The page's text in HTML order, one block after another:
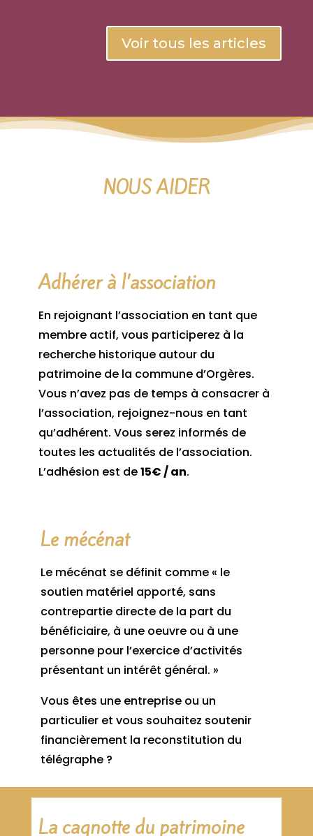
Voir tous les articles
NOUS AIDER
Adhérer à l’association
En rejoignant l’association en tant que
membre actif, vous participerez à la
recherche historique autour du
patrimoine de la commune d’Orgères.
Vous n’avez pas de temps à consacrer à
l’association, rejoignez-nous en tant
qu’adhérent. Vous serez informés de
toutes les actualités de l’association.
L’adhésion est de15€ / an.
Le mécénat
Le mécénat se définit comme « le
soutien matériel apporté, sans
contrepartie directe de la part du
bénéficiaire, à une oeuvre ou à une
personne pour l’exercice d’activités
présentant un intérêt général. »
Vous êtes une entreprise ou un
particulier et vous souhaitez soutenir
financièrement la reconstitution du
télégraphe ?
La cagnotte du patrimoine